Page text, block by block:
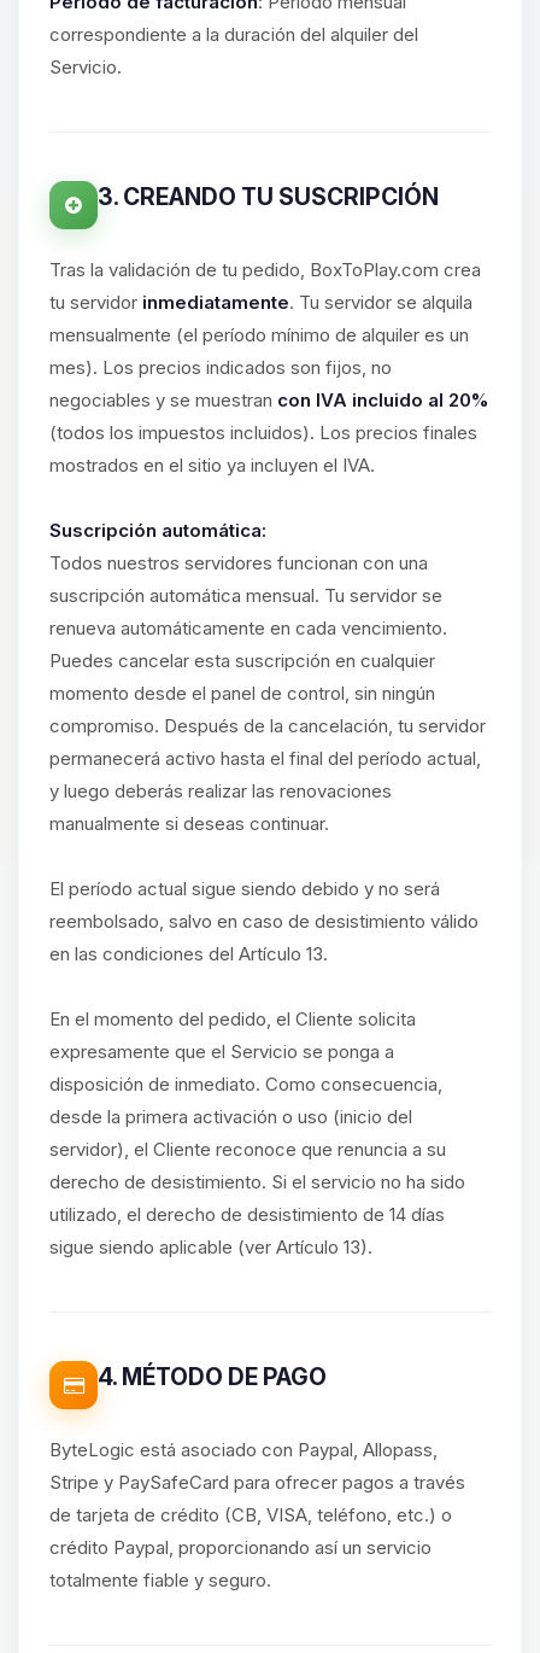
correspondiente a la duración del alquiler del
Servicio.
3. CREANDO TU SUSCRIPCIÓN
Tras la validación de tu pedido, BoxToPlay.com crea
tu servidor inmediatamente. Tu servidor se alquila
mensualmente (el período mínimo de alquiler es un
mes). Los precios indicados son fijos, no
negociables y se muestran con IVA incluido al 20%
(todos los impuestos incluidos). Los precios finales
mostrados en el sitio ya incluyen el IVA.
Suscripción automática:
Todos nuestros servidores funcionan con una
suscripción automática mensual. Tu servidor se
renueva automáticamente en cada vencimiento.
Puedes cancelar esta suscripción en cualquier
momento desde el panel de control, sin ningún
compromiso. Después de la cancelación, tu servidor
permanecerá activo hasta el final del período actual,
y luego deberás realizar las renovaciones
manualmente si deseas continuar.
El período actual sigue siendo debido y no será
reembolsado, salvo en caso de desistimiento válido
en las condiciones del Artículo 13.
En el momento del pedido, el Cliente solicita
expresamente que el Servicio se ponga a
disposición de inmediato. Como consecuencia,
desde la primera activación o uso (inicio del
servidor), el Cliente reconoce que renuncia a su
derecho de desistimiento. Si el servicio no ha sido
utilizado, el derecho de desistimiento de 14 días
sigue siendo aplicable (ver Artículo 13).
4. MÉTODO DE PAGO
ByteLogic está asociado con Paypal, Allopass,
Stripe y PaySafeCard para ofrecer pagos a través
de tarjeta de crédito (CB, VISA, teléfono, etc.) o
crédito Paypal, proporcionando así un servicio
totalmente fiable y seguro.
asistente de BoxToPlay. Cuentame